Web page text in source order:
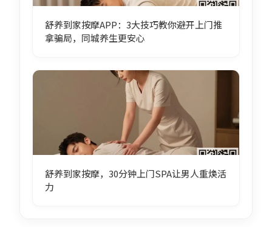
舒养到家按摩APP：3大技巧教你避开上门推
拿骗局，同城养生更安心
舒养到家按摩，30分钟上门SPA让男人重焕活
力